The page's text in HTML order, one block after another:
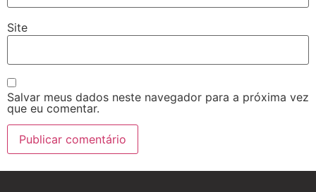
Site
Salvar meus dados neste navegador para a próxima vez
que eu comentar.